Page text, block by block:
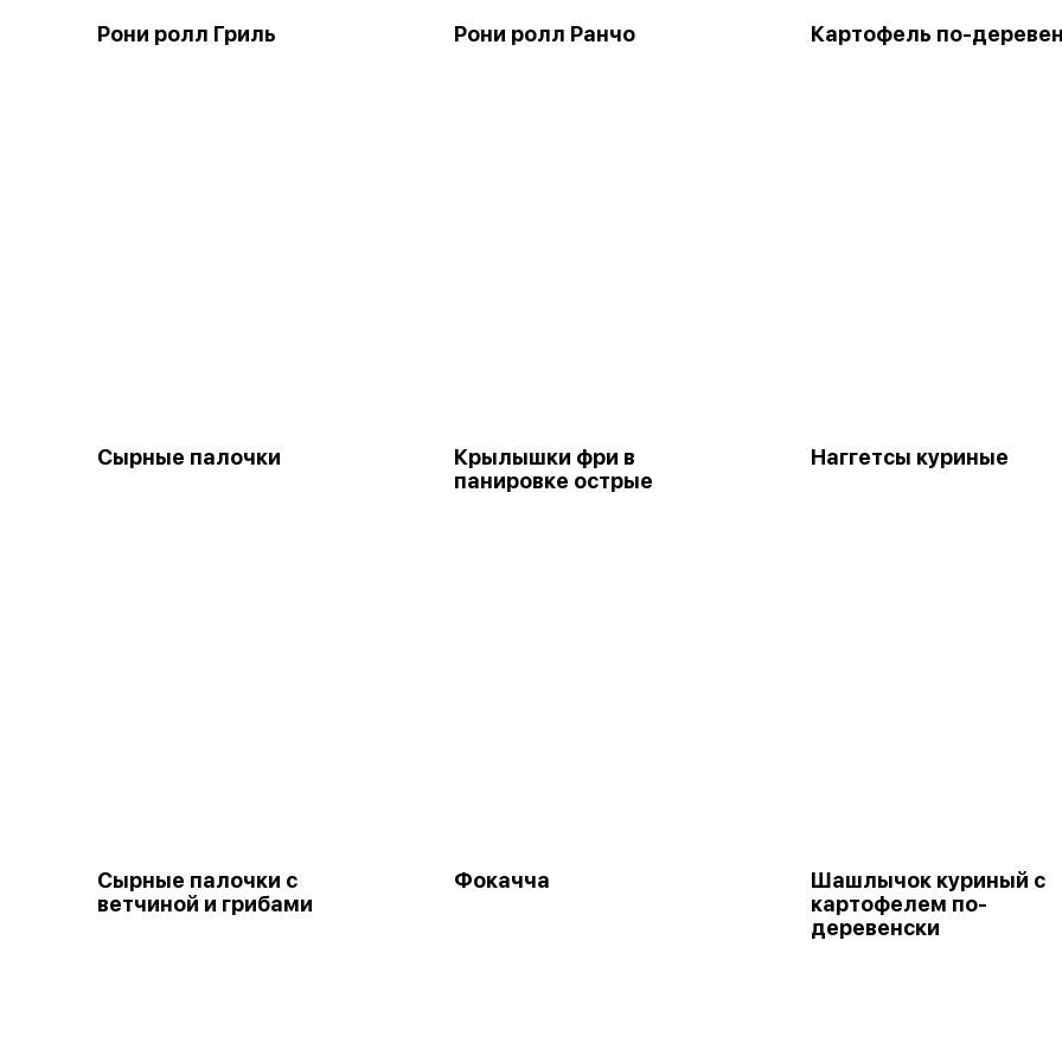
Рони ролл Гриль Рони ролл Ранчо Картофель по-
Сырные палочки
Крылышки фри в
панировке острые
Наггетсы куриные
Сырные палочки с
ветчиной и грибами
Фокачча
Шашлычок куриный с
картофелем по-
деревенски